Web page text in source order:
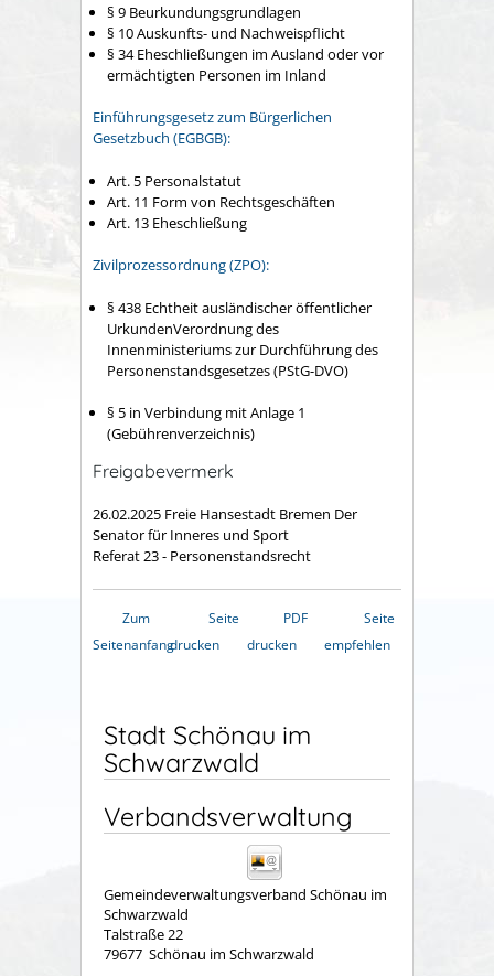
§ 9 Beurkundungsgrundlagen
§ 10 Auskunfts- und Nachweispflicht
§ 34 Eheschließungen im Ausland oder vor
ermächtigten Personen im Inland
Einführungsgesetz zum Bürgerlichen
Gesetzbuch (EGBGB):
Art. 5 Personalstatut
Art. 11 Form von Rechtsgeschäften
Art. 13 Eheschließung
Zivilprozessordnung (ZPO):
§ 438 Echtheit ausländischer öffentlicher
UrkundenVerordnung des
Innenministeriums zur Durchführung des
Personenstandsgesetzes (PStG-DVO)
§ 5 in Verbindung mitAnlage 1
(Gebührenverzeichnis)
Freigabevermerk
26.02.2025 Freie Hansestadt Bremen Der
Senator für Inneres und Sport
Referat 23 - Personenstandsrecht
Zum
Seitenanfang
Seite
drucken
PDF
drucken
Seite
empfehlen
Stadt Schönau im
Schwarzwald
Verbandsverwaltung
Gemeindeverwaltungsverband Schönau im
Schwarzwald
Talstraße 22
79677 Schönau im Schwarzwald